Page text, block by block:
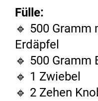
Fülle:
🔹 500 Gramm
Erdäpfel
🔹 500 Gramm
🔹 1 Zwiebel
🔹 2 Zehen